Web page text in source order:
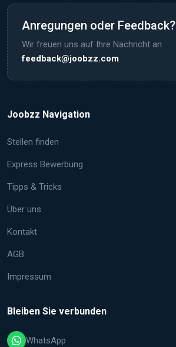
Anregungen oder Feedback?
Wir freuen uns auf Ihre Nachricht an
feedback@joobzz.com
Joobzz Navigation
Stellen finden
Express Bewerbung
Tipps & Tricks
Über uns
Kontakt
AGB
Impressum
Bleiben Sie verbunden
WhatsApp